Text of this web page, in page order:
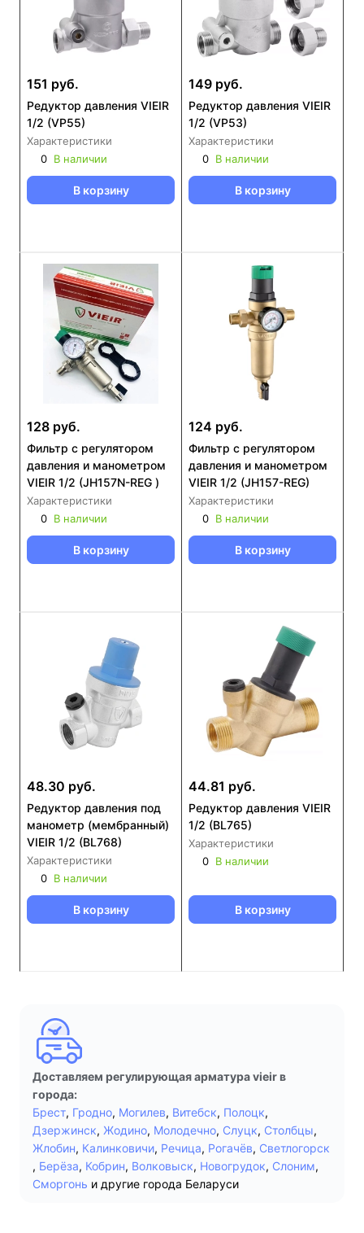
151 руб.
Редуктор давления VIEIR
1/2 (VP55)
Характеристики
0 В наличии
В корзину
149 руб.
Редуктор давления VIEIR
1/2 (VP53)
Характеристики
0 В наличии
В корзину
128 руб.
Фильтр с регулятором
давления и манометром
VIEIR 1/2 (JH157N-REG )
Характеристики
0 В наличии
В корзину
124 руб.
Фильтр с регулятором
давления и манометром
VIEIR 1/2 (JH157-REG)
Характеристики
0 В наличии
В корзину
48.30 руб.
Редуктор давления под
манометр (мембранный)
VIEIR 1/2 (BL768)
Характеристики
0 В наличии
В корзину
44.81 руб.
Редуктор давления VIEIR
1/2 (BL765)
Характеристики
0 В наличии
В корзину
Доставляем регулирующая арматура vieir в
города:
Брест, Гродно, Могилев, Витебск, Полоцк,
Дзержинск, Жодино, Молодечно, Слуцк, Столбцы,
Жлобин, Калинковичи, Речица, Рогачёв, Светлогорск
, Берёза, Кобрин, Волковыск, Новогрудок, Слоним,
Сморгонь и другие города Беларуси